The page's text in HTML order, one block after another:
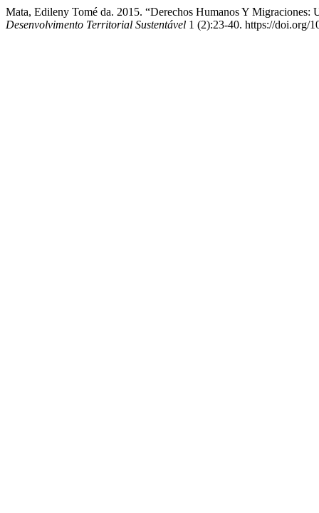
Mata, Edileny Tomé da. 2015. “Derechos Humanos Y Migraciones:
Desenvolvimento Territorial Sustentável 1 (2):23-40. https://doi.org/